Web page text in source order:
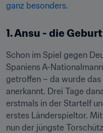
ganz besonders.
1. Ansu - die
Schon im Spiel gegen
Spaniens A-
getroffen – da wurde
anerkannt. Drei Tage
erstmals in der Startelf
erstes Länderspieltor. Mit
nun der jüngste